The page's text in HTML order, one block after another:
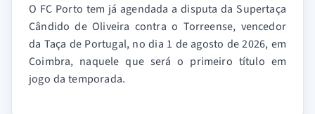
O FC Porto tem já agendada a disputa da Supertaça
Cândido de Oliveira contra o Torreense, vencedor
da Taça de Portugal, no dia 1 de agosto de 2026, em
Coimbra, naquele que será o primeiro título em
jogo da temporada.